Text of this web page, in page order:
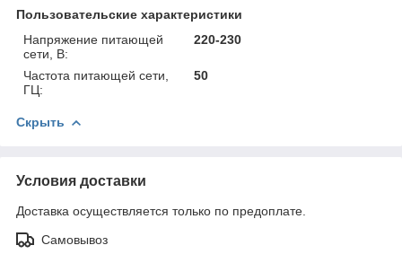
Пользовательские характеристики
Напряжение питающей
сети, В:
220-230
Частота питающей сети,
ГЦ:
50
Скрыть
Условия доставки
Доставка осуществляется только по предоплате.
Самовывоз